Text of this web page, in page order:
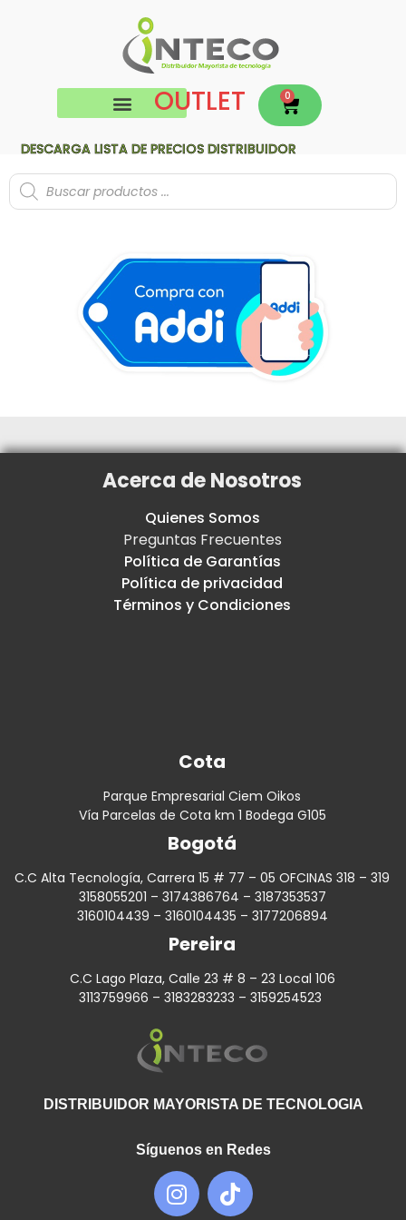
OUTLET 0
DESCARGA LISTA DE PRECIOS DISTRIBUIDOR
Acerca de Nosotros
Quienes Somos
Preguntas Frecuentes
Política de Garantías
Política de privacidad
Términos y Condiciones
Cota
Parque Empresarial Ciem Oikos
Vía Parcelas de Cota km 1 Bodega G105
Bogotá
C.C Alta Tecnología, Carrera 15 # 77 – 05 OFCINAS 318 – 319
3158055201 – 3174386764 – 3187353537
3160104439 – 3160104435 – 3177206894
Pereira
C.C Lago Plaza, Calle 23 # 8 – 23 Local 106
3113759966 – 3183283233 – 3159254523
DISTRIBUIDOR MAYORISTA DE TECNOLOGIA
Síguenos en Redes